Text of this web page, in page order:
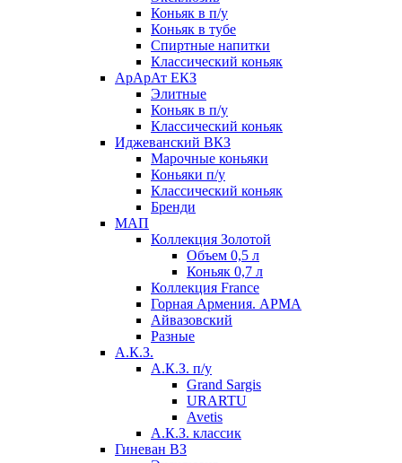
Коньяк в п/у
Коньяк в тубе
Спиртные напитки
Классический коньяк
АрАрАт ЕКЗ
Элитные
Коньяк в п/у
Классический коньяк
Иджеванский ВКЗ
Марочные коньяки
Коньяки п/у
Классический коньяк
Бренди
МАП
Коллекция Золотой
Объем 0,5 л
Коньяк 0,7 л
Коллекция France
Горная Армения. АРМА
Айвазовский
Разные
А.К.З.
А.К.З. п/у
Grand Sargis
URARTU
Avetis
А.К.З. классик
Гиневан ВЗ